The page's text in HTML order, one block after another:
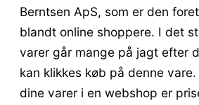
Berntsen ApS, som er den
blandt online shoppere. I det
varer går mange på jagt efter
kan klikkes køb på denne
dine varer i en webshop er